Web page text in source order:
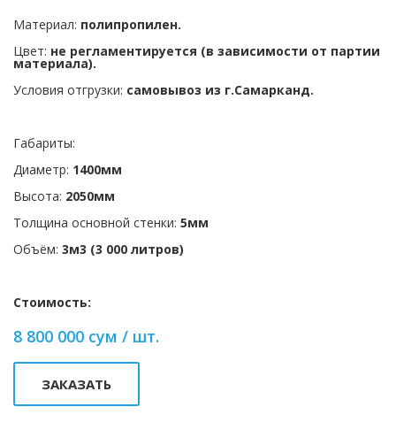
Материал: полипропилен.
Цвет: не регламентируется (в зависимости от партии
материала).
Условия отгрузки: самовывоз из г.Самарканд.
Габариты:
Диаметр: 1400мм
Высота: 2050мм
Толщина основной стенки: 5мм
Объём: 3м3 (3 000 литров)
Стоимость:
8 800 000 сум / шт.
ЗАКАЗАТЬ